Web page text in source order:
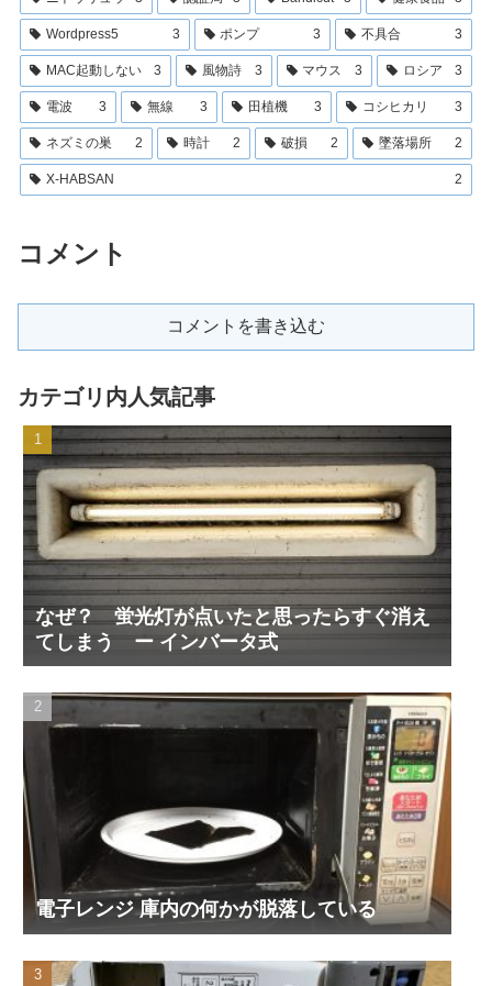
Wordpress5 3 ポンプ 3 不具合 3
MAC起動しない 3 風物詩 3 マウス 3 ロシア 3
電波 3 無線 3 田植機 3 コシヒカリ 3
ネズミの巣 2 時計 2 破損 2 墜落場所 2
X-HABSAN 2
コメント
コメントを書き込む
カテゴリ内人気記事
なぜ？ 蛍光灯が点いたと思ったらすぐ消え
てしまう ー インバータ式
電子レンジ 庫内の何かが脱落している